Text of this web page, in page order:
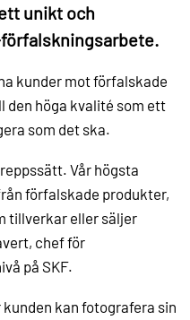
unikt och
kunder mot förfalskade
den höga kvalité som ett
som det ska.
Vår högsta
förfalskade produkter,
tillverkar eller säljer
chef för
på SKF.
kunden kan fotografera sin